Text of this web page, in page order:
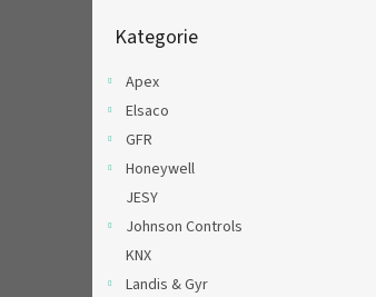
kategorie
Kategorie
Apex
Elsaco
GFR
Honeywell
JESY
Johnson Controls
KNX
Landis & Gyr